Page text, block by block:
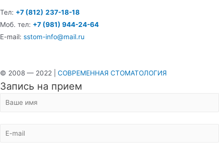
Тел: +7 (812) 237-18-18
Моб. тел: +7 (981) 944-24-64
E-mail: sstom-info@mail.ru
© 2008 — 2022 | СОВРЕМЕННАЯ СТОМАТОЛОГИЯ
Запись на прием